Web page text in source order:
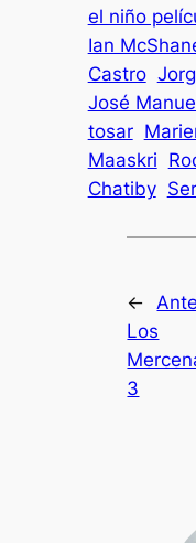
el niño
Ian
Castro
José
tosar
Maaskri
Chatiby
←
Los
3